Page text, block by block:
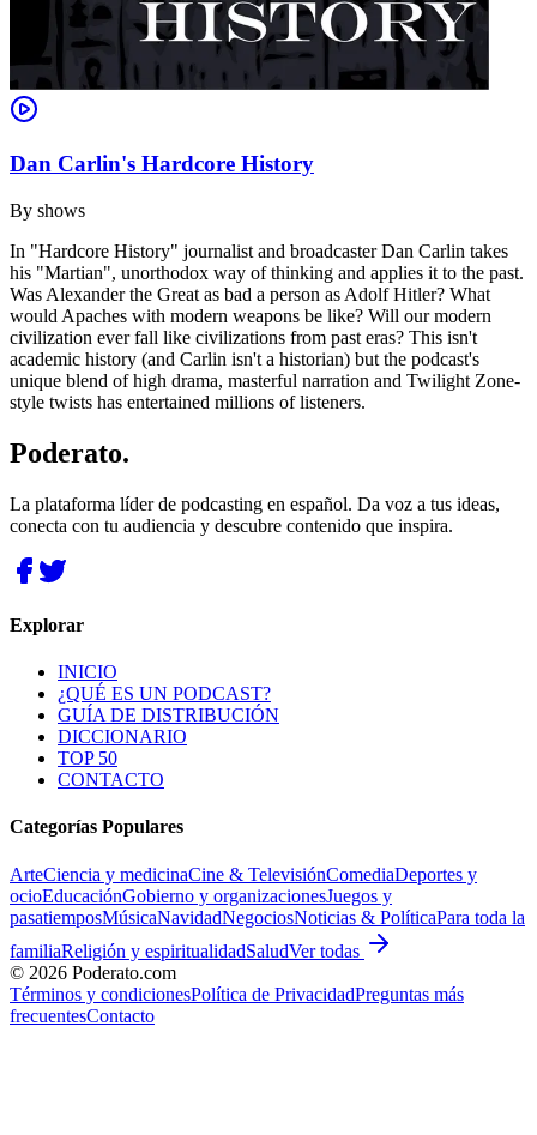
Dan Carlin's Hardcore History
By shows
In "Hardcore History" journalist and broadcaster Dan Carlin takes
his "Martian", unorthodox way of thinking and applies it to the past.
Was Alexander the Great as bad a person as Adolf Hitler? What
would Apaches with modern weapons be like? Will our modern
civilization ever fall like civilizations from past eras? This isn't
academic history (and Carlin isn't a historian) but the podcast's
unique blend of high drama, masterful narration and Twilight Zone-
style twists has entertained millions of listeners.
Poderato.
La plataforma líder de podcasting en español. Da voz a tus ideas,
conecta con tu audiencia y descubre contenido que inspira.
Explorar
INICIO
¿QUÉ ES UN PODCAST?
GUÍA DE DISTRIBUCIÓN
DICCIONARIO
TOP 50
CONTACTO
Categorías Populares
ArteCiencia y medicinaCine & TelevisiónComediaDeportes y
ocioEducaciónGobierno y organizacionesJuegos y
pasatiemposMúsicaNavidadNegociosNoticias & PolíticaPara toda la
familiaReligión y espiritualidadSaludVer todas
© 2026 Poderato.com
Términos y condicionesPolítica de PrivacidadPreguntas más
frecuentesContacto